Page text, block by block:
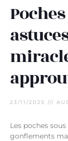
23/11/2025
Les poches
gonflements